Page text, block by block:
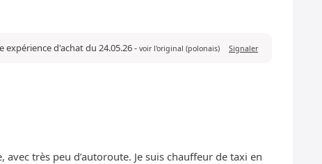
expérience d'achat du 24.05.26- voir l'original (polonais) Signaler
très peu d’autoroute. Je suis chauffeur de taxi en